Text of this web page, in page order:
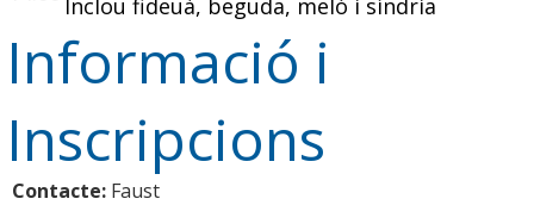
Inclou fideuà, beguda, meló i síndria
Informació i
Inscripcions
Contacte: Faust